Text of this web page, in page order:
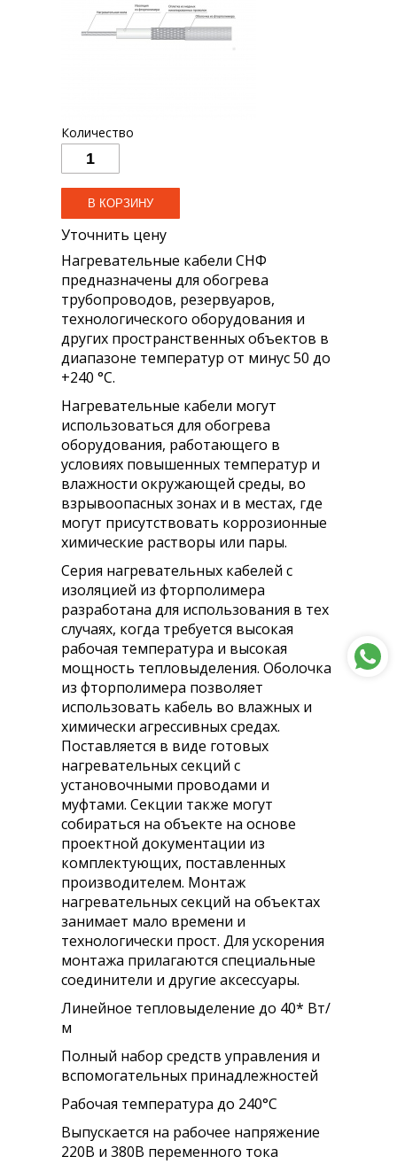
Количество
Уточнить цену
Нагревательные кабели СНФ
предназначены для обогрева
трубопроводов, резервуаров,
технологического оборудования и
других пространственных объектов в
диапазоне температур от минус 50 до
+240 °С.
Нагревательные кабели могут
использоваться для обогрева
оборудования, работающего в
условиях повышенных температур и
влажности окружающей среды, во
взрывоопасных зонах и в местах, где
могут присутствовать коррозионные
химические растворы или пары.
Серия нагревательных кабелей с
изоляцией из фторполимера
разработана для использования в тех
случаях, когда требуется высокая
рабочая температура и высокая
мощность тепловыделения. Оболочка
из фторполимера позволяет
использовать кабель во влажных и
химически агрессивных средах.
Поставляется в виде готовых
нагревательных секций с
установочными проводами и
муфтами. Секции также могут
собираться на объекте на основе
проектной документации из
комплектующих, поставленных
производителем. Монтаж
нагревательных секций на объектах
занимает мало времени и
технологически прост. Для ускорения
монтажа прилагаются специальные
соединители и другие аксессуары.
Линейное тепловыделение до 40* Вт/
м
Полный набор средств управления и
вспомогательных принадлежностей
Рабочая температура до 240°С
​Выпускается на рабочее напряжение
220В и 380В переменного тока